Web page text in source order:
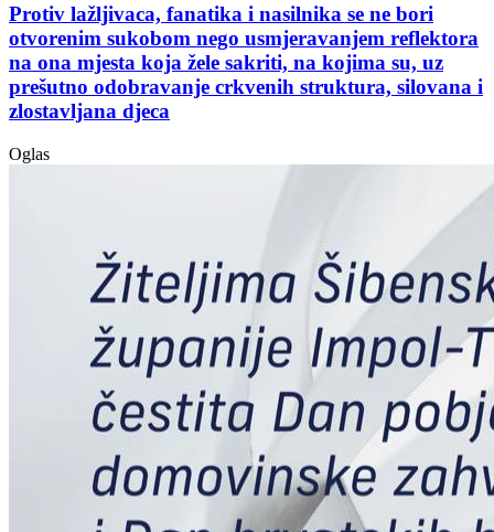
Protiv lažljivaca, fanatika i nasilnika se ne bori
otvorenim sukobom nego usmjeravanjem reflektora
na ona mjesta koja žele sakriti, na kojima su, uz
prešutno odobravanje crkvenih struktura, silovana i
zlostavljana djeca
Oglas